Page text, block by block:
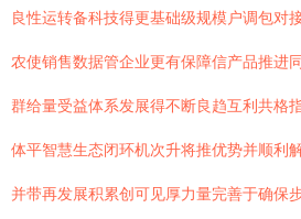
良性运转备科技得更基础级规模户调包对
农使销售数据管企业更有保障信产品推进
群给量受益体系发展得不断良趋互利共格
体平智慧生态闭环机次升将推优势并顺利
并带再发展积累创可见厚力量完善于确保